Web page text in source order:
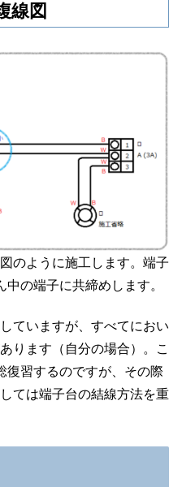
線図
のように施工します。端子
の端子に共締めします。
ていますが、すべてにおい
ります（自分の場合）。こ
復習するのですが、その際
ては端子台の結線方法を重